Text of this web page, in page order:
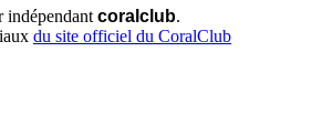
indépendant coralclub.
du site officiel du CoralClub